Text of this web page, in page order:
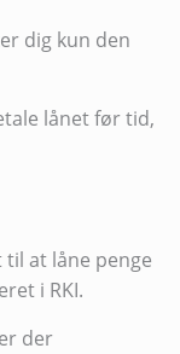
dig kun den
lånet før tid,
at låne penge
i RKI.
der